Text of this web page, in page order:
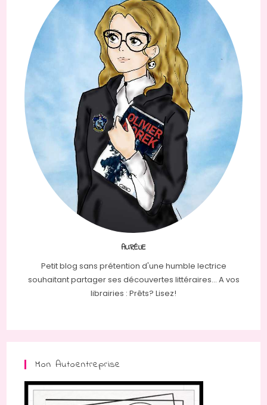
AURÉLIE
Petit blog sans prétention d'une humble lectrice
souhaitant partager ses découvertes littéraires... A vos
librairies : Prêts? Lisez!
Mon Autoentreprise